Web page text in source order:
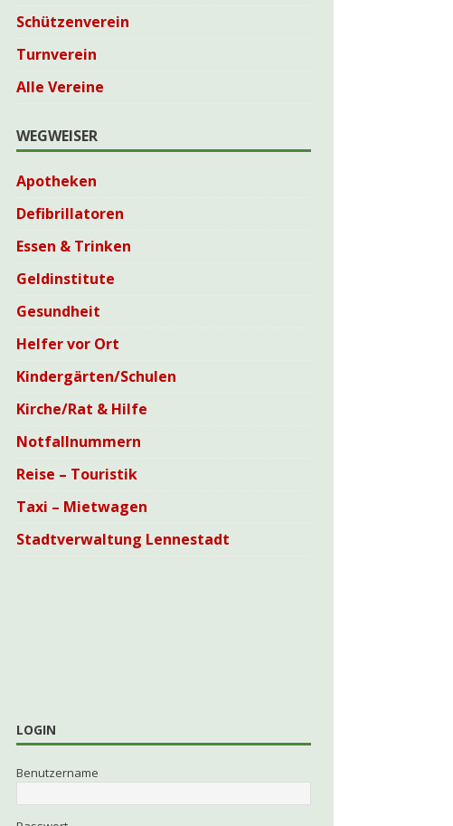
Schützenverein
Turnverein
Alle Vereine
WEGWEISER
Apotheken
Defibrillatoren
Essen & Trinken
Geldinstitute
Gesundheit
Helfer vor Ort
Kindergärten/Schulen
Kirche/Rat & Hilfe
Notfallnummern
Reise – Touristik
Taxi – Mietwagen
Stadtverwaltung Lennestadt
LOGIN
Benutzername